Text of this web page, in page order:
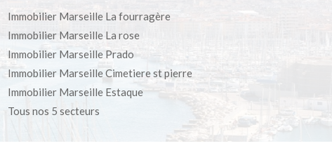
Immobilier Marseille La fourragère
Immobilier Marseille La rose
Immobilier Marseille Prado
Immobilier Marseille Cimetiere st pierre
Immobilier Marseille Estaque
Tous nos 5 secteurs